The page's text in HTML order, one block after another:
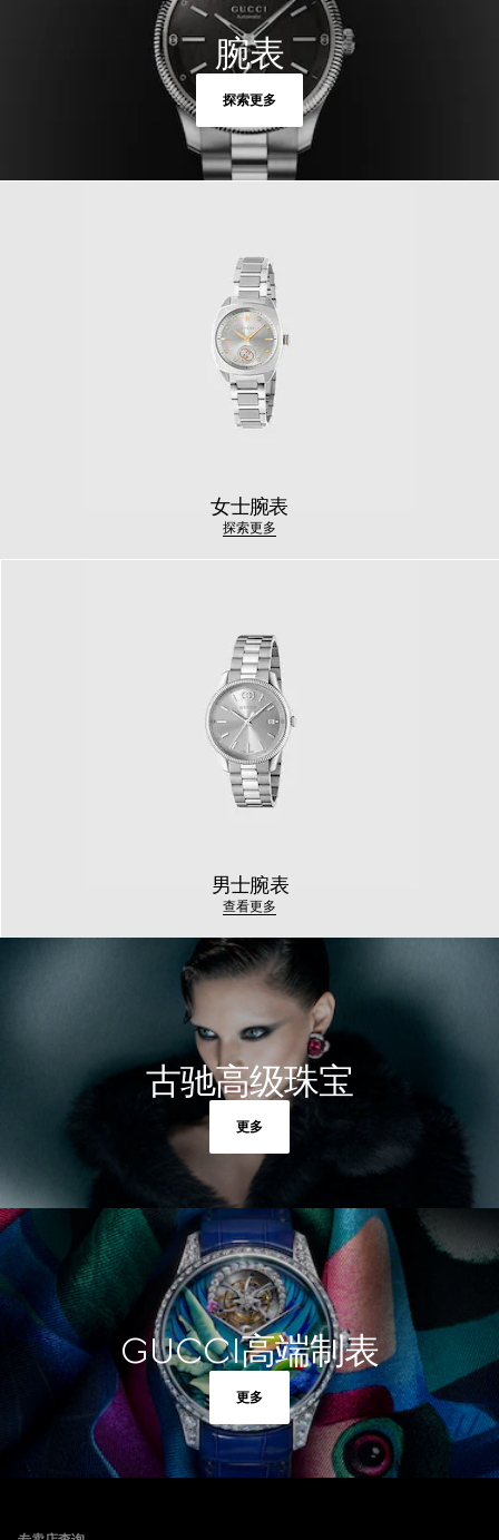
腕表
探索更多
女士腕表
探索更多
男士腕表
查看更多
古驰高级珠宝
更多
GUCCI高端制表
更多
Footer